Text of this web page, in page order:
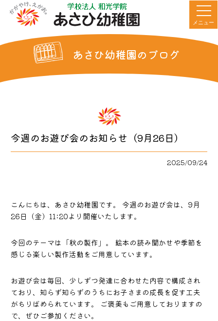
メニュー
あさひ幼稚園のブログ
今週のお遊び会のお知らせ（9月26日）
2025/09/24
こんにちは、あさひ幼稚園です。 今週のお遊び会は、9月
26日（金）11:20より開催いたします。
今回のテーマは「秋の製作」。 絵本の読み聞かせや季節を
感じる楽しい製作活動をご用意しています。
お遊び会は毎回、少しずつ発達に合わせた内容で構成され
ており、知らず知らずのうちにお子さまの成長を促す工夫
がちりばめられています。 ご褒美もご用意しておりますの
で、ぜひご参加ください。